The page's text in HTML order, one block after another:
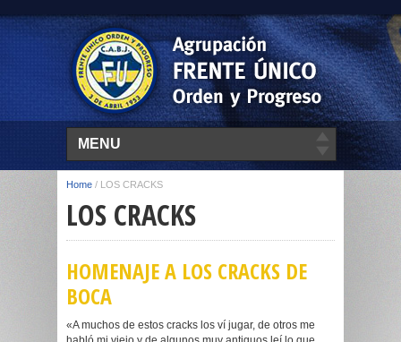
MENU
Home / LOS CRACKS
LOS CRACKS
HOMENAJE A LOS CRACKS DE
BOCA
«A muchos de estos cracks los ví jugar, de otros me